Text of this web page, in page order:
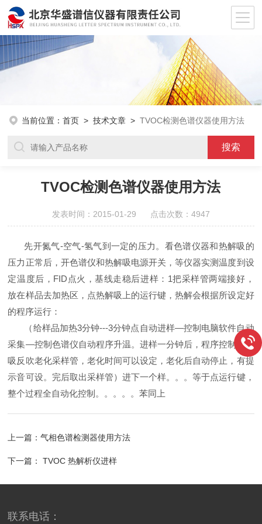
当前位置：首页 >技术文章 >TVOC检测色谱仪器使用方法
TVOC检测色谱仪器使用方法
发表时间：2015-01-29 点击次数：4947
先开氮气-空气-氢气到一定的压力。看色谱仪器和热解吸的
压力正常后，开色谱仪和热解吸电源开关，等仪器实测温度到设
定温度后，FID点火，基线走稳后进样：1把采样管两端接好，
放在样品去加热区，点热解吸上的运行键，热解会根据所设定好
的程序运行：
（给样品加热3分钟---3分钟点自动进样—控制电脑软件自动
采集—控制色谱仪自动程序升温。进样一分钟后，程序控制热解
吸反吹老化采样管，老化时间可以设定，老化后自动停止，有提
示音可设。完后取出采样管）进下一个样。。。等于点运行键，
整个过程全自动化控制。。。。。苯同上
上一篇：气相色谱检测器使用方法
下一篇：TVOC 热解析仪进样
联系电话：